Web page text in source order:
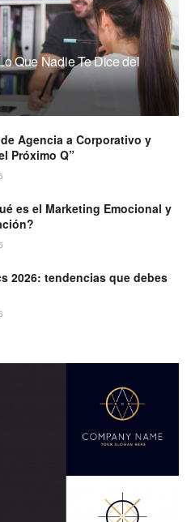
Que Nadie Te Dice del
Agencia a Corporativo y
Próximo Q”
es el Marketing Emocional y
2026: tendencias que debes